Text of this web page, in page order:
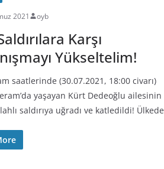
2021 oyb
Karşı
Yükseltelim!
saatlerinde (30.07.2021, 18:00 civarı)
yaşayan Kürt Dedeoğlu ailesinin
saldırıya uğradı ve katledildi! Ülkede